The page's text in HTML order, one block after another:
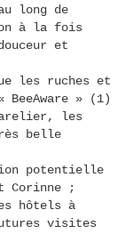
long de
à la fois
et
les ruches et
» (1)
les
belle
potentielle
Corinne ;
hôtels à
visites